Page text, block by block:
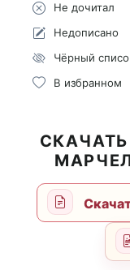
Не дочитал
Недописано
Чёрный
В избранном